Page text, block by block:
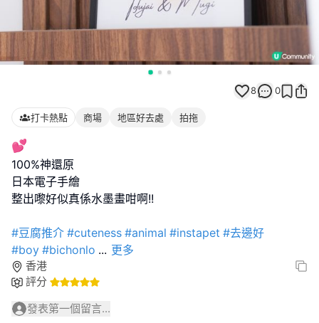
8 0
打卡熱點 商場 地區好去處 拍拖
💕
100%神還原
日本電子手繪
整出嚟好似真係水墨畫咁啊!!
#豆腐推介 #cuteness #animal #instapet #去邊好
#boy #bichonlo ... 更多
香港
評分
發表第一個留言...